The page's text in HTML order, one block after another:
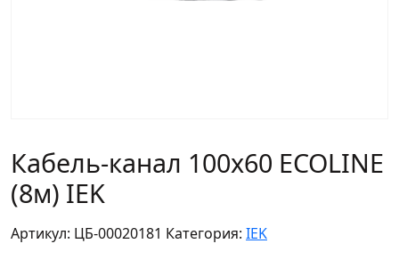
Кабель-канал 100х60 ECOLINE
(8м) IEK
Артикул: ЦБ-00020181 Категория: IEK